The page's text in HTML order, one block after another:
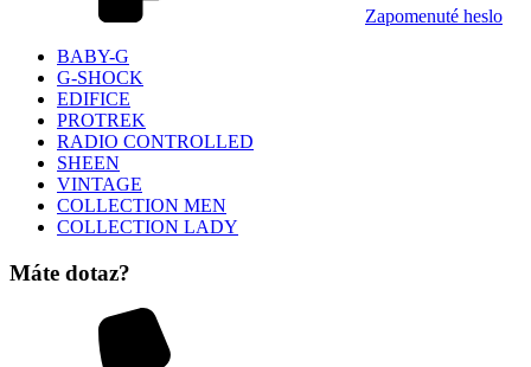
Zapomenuté heslo
BABY-G
G-SHOCK
EDIFICE
PROTREK
RADIO CONTROLLED
SHEEN
VINTAGE
COLLECTION MEN
COLLECTION LADY
Máte dotaz?